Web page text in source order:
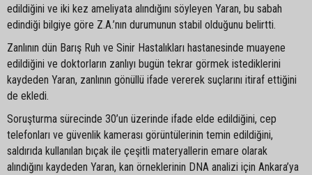
edildiğini ve iki kez ameliyata alındığını söyleyen Yaran, bu sabah
edindiği bilgiye göre Z.A.’nın durumunun stabil olduğunu belirtti.
Zanlının dün Barış Ruh ve Sinir Hastalıkları hastanesinde muayene
edildiğini ve doktorların zanlıyı bugün tekrar görmek istediklerini
kaydeden Yaran, zanlının gönüllü ifade vererek suçlarını itiraf ettiğini
de ekledi.
Soruşturma sürecinde 30’un üzerinde ifade elde edildiğini, cep
telefonları ve güvenlik kamerası görüntülerinin temin edildiğini,
saldırıda kullanılan bıçak ile çeşitli materyallerin emare olarak
alındığını kaydeden Yaran, kan örneklerinin DNA analizi için Ankara’ya